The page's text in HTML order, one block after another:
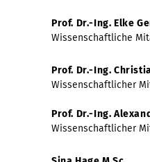
Prof. Dr.-Ing. Elke
Wissenschaftliche
Prof. Dr.-Ing.
Wissenschaftlicher
Prof. Dr.-Ing.
Wissenschaftlicher